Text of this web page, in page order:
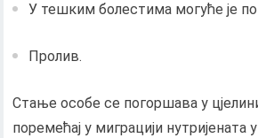
У тешким болестима могуће је
Пролив.
Стање особе се погоршава у
поремећај у миграцији нутријената